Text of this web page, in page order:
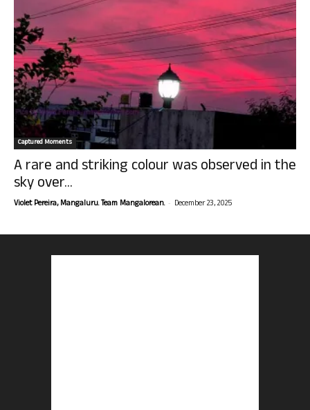
Captured Moments
A rare and striking colour was observed in the
sky over...
Violet Pereira, Mangaluru. Team Mangalorean. - December 23, 2025